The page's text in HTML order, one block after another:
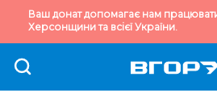
Ваш донат допомагає нам
Херсонщини та всієї України.